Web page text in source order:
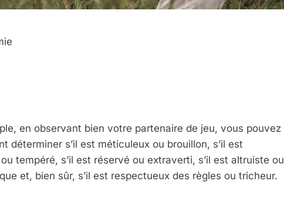
en observant bien votre partenaire de jeu, vous pouvez
déterminer s’il est méticuleux ou brouillon, s’il est
tempéré, s’il est réservé ou extraverti, s’il est altruiste ou
et, bien sûr, s’il est respectueux des règles ou tricheur.